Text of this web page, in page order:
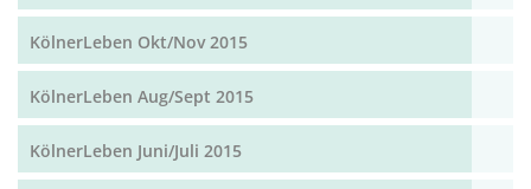
KölnerLeben Okt/Nov 2015
KölnerLeben Aug/Sept 2015
KölnerLeben Juni/Juli 2015